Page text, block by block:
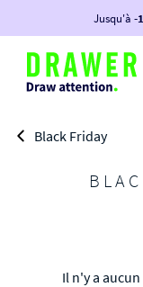
DRAWER DAYS-
Jusqu'à -
-50€
-100€
-
Black Friday
Il n'y a